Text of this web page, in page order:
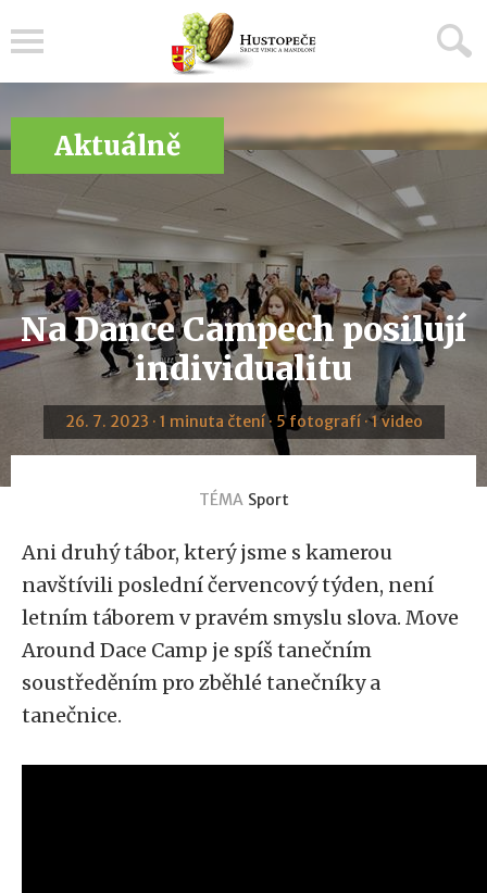
Aktuálně
Na Dance Campech posilují
individualitu
26. 7. 2023 · 1 minuta čtení · 5 fotografí · 1 video
TÉMA Sport
Ani druhý tábor, který jsme s kamerou
navštívili poslední červencový týden, není
letním táborem v pravém smyslu slova. Move
Around Dace Camp je spíš tanečním
soustředěním pro zběhlé tanečníky a
tanečnice.